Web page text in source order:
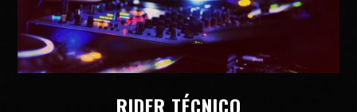
RIDER TÉCNICO